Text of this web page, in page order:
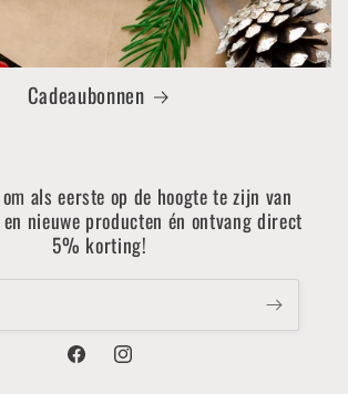
Cadeaubonnen
als eerste op de hoogte te zijn van
nieuwe producten én ontvang direct
5% korting!
FacebookInstagram